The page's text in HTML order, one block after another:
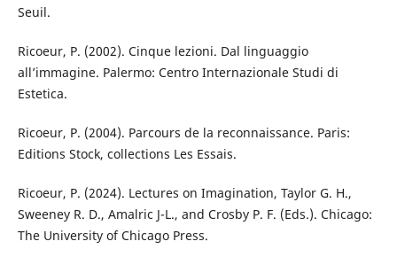
Seuil.
Ricoeur, P. (2002). Cinque lezioni. Dal linguaggio
all’immagine. Palermo: Centro Internazionale Studi di
Estetica.
Ricoeur, P. (2004). Parcours de la reconnaissance. Paris:
Editions Stock, collections Les Essais.
Ricoeur, P. (2024). Lectures on Imagination, Taylor G. H.,
Sweeney R. D., Amalric J-L., and Crosby P. F. (Eds.). Chicago:
The University of Chicago Press.